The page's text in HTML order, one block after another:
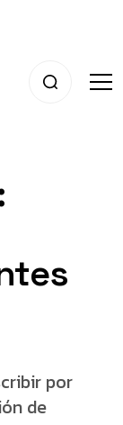
por
de